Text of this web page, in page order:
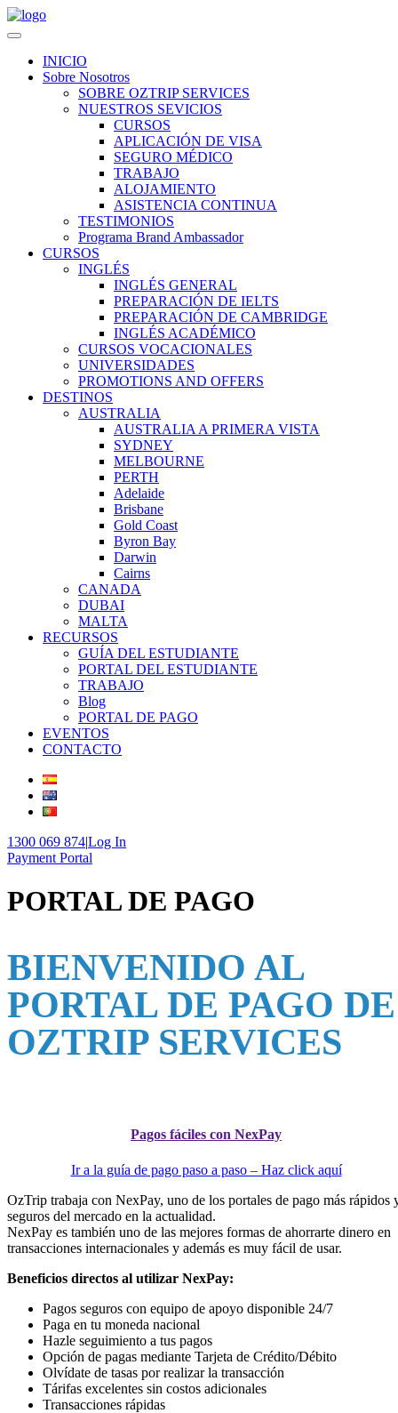
Navigation
INICIO
Sobre Nosotros
SOBRE OZTRIP SERVICES
NUESTROS SEVICIOS
CURSOS
APLICACIÓN DE VISA
SEGURO MÉDICO
TRABAJO
ALOJAMIENTO
ASISTENCIA CONTINUA
TESTIMONIOS
Programa Brand Ambassador
CURSOS
INGLÉS
INGLÉS GENERAL
PREPARACIÓN DE IELTS
PREPARACIÓN DE CAMBRIDGE
INGLÉS ACADÉMICO
CURSOS VOCACIONALES
UNIVERSIDADES
PROMOTIONS AND OFFERS
DESTINOS
AUSTRALIA
AUSTRALIA A PRIMERA VISTA
SYDNEY
MELBOURNE
PERTH
Adelaide
Brisbane
Gold Coast
Byron Bay
Darwin
Cairns
CANADA
DUBAI
MALTA
RECURSOS
GUÍA DEL ESTUDIANTE
PORTAL DEL ESTUDIANTE
TRABAJO
Blog
PORTAL DE PAGO
EVENTOS
CONTACTO
1300 069 874|Log In
Payment Portal
PORTAL DE PAGO
BIENVENIDO AL
PORTAL DE PAGO DE
OZTRIP SERVICES
Pagos fáciles con NexPay
Ir a la guía de pago paso a paso – Haz click aquí
OzTrip trabaja con NexPay, uno de los portales de pago más rápidos
seguros del mercado en la actualidad.
NexPay es también uno de las mejores formas de ahorrarte dinero en
transacciones internacionales y además es muy fácil de usar.
Beneficios directos al utilizar NexPay:
Pagos seguros con equipo de apoyo disponible 24/7
Paga en tu moneda nacional
Hazle seguimiento a tus pagos
Opción de pagas mediante Tarjeta de Crédito/Débito
Olvídate de tasas por realizar la transacción
Tárifas excelentes sin costos adicionales
Transacciones rápidas